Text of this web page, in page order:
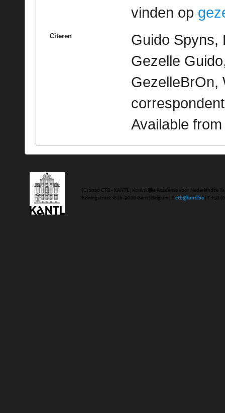
vinden op
Citeren
Guido Spyns,
Gezelle
GezelleBrOn,
Available
(C) 2020 CTB - KANTL | Koninklijke Academie voor Nederlandse
Koningstraat 18 | b-9000 Gent | Belgium | E ctb@kantl.be | T +32